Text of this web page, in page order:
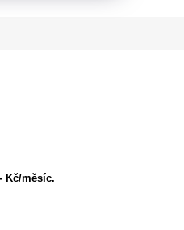
Kč/měsíc.